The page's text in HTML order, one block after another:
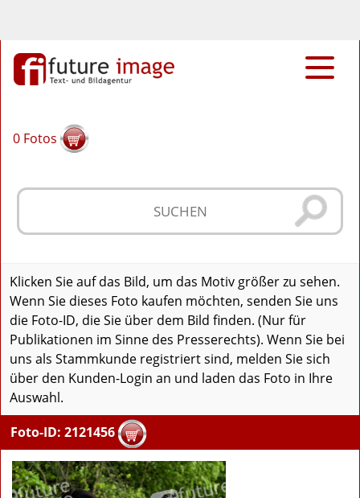
0 Fotos
Klicken Sie auf das Bild, um das Motiv größer zu sehen.
Wenn Sie dieses Foto kaufen möchten, senden Sie uns
die Foto-ID, die Sie über dem Bild finden. (Nur für
Publikationen im Sinne des Presserechts). Wenn Sie bei
uns als Stammkunde registriert sind, melden Sie sich
über den Kunden-Login an und laden das Foto in Ihre
Auswahl.
Foto-ID: 2121456